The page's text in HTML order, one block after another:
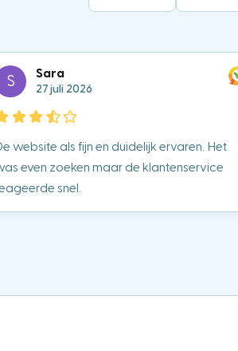
S Sara
27 juli 2026
website als fijn en duidelijk ervaren. Het
even zoeken maar de klantenservice
snel.